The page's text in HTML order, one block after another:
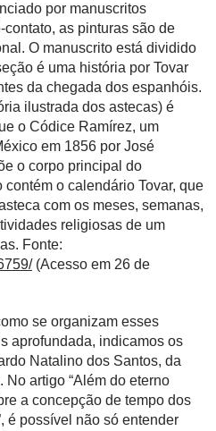
por manuscritos
as pinturas são de
O manuscrito está dividido
é uma história por Tovar
da chegada dos espanhóis.
ilustrada dos astecas) é
o Códice Ramírez, um
em 1856 por José
o corpo principal do
contém o calendário Tovar, que
com os meses, semanas,
religiosas de um
Fonte:
(Acesso em 26 de
se organizam esses
aprofundada, indicamos os
Natalino dos Santos, da
artigo “Além do eterno
a concepção de tempo dos
é possível não só entender